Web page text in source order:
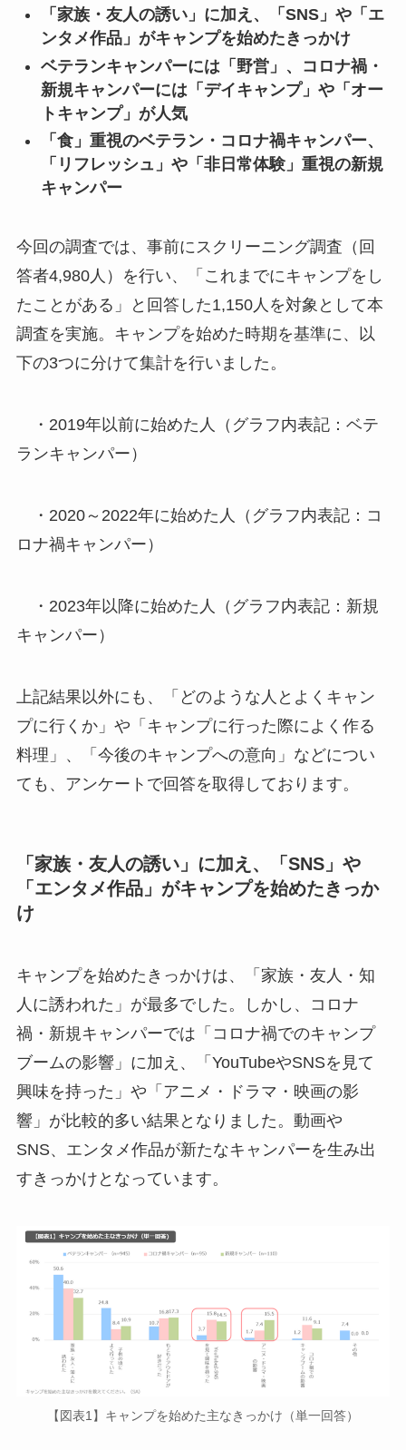
「家族・友人の誘い」に加え、「SNS」や「エ
ンタメ作品」がキャンプを始めたきっかけ
ベテランキャンパーには「野営」、コロナ禍・
新規キャンパーには「デイキャンプ」や「オー
トキャンプ」が人気
「食」重視のベテラン・コロナ禍キャンパー、
「リフレッシュ」や「非日常体験」重視の新規
キャンパー
今回の調査では、事前にスクリーニング調査（回
答者4,980人）を行い、「これまでにキャンプをし
たことがある」と回答した1,150人を対象として本
調査を実施。キャンプを始めた時期を基準に、以
下の3つに分けて集計を行いました。
・2019年以前に始めた人（グラフ内表記：ベテ
ランキャンパー）
・2020～2022年に始めた人（グラフ内表記：コ
ロナ禍キャンパー）
・2023年以降に始めた人（グラフ内表記：新規
キャンパー）
上記結果以外にも、「どのような人とよくキャン
プに行くか」や「キャンプに行った際によく作る
料理」、「今後のキャンプへの意向」などについ
ても、アンケートで回答を取得しております。
「家族・友人の誘い」に加え、「SNS」や
「エンタメ作品」がキャンプを始めたきっか
け
キャンプを始めたきっかけは、「家族・友人・知
人に誘われた」が最多でした。しかし、コロナ
禍・新規キャンパーでは「コロナ禍でのキャンプ
ブームの影響」に加え、「YouTubeやSNSを見て
興味を持った」や「アニメ・ドラマ・映画の影
響」が比較的多い結果となりました。動画や
SNS、エンタメ作品が新たなキャンパーを生み出
すきっかけとなっています。
【図表1】キャンプを始めた主なきっかけ（単一回答）